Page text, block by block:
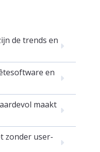
de trends en
en
maakt
zonder user-